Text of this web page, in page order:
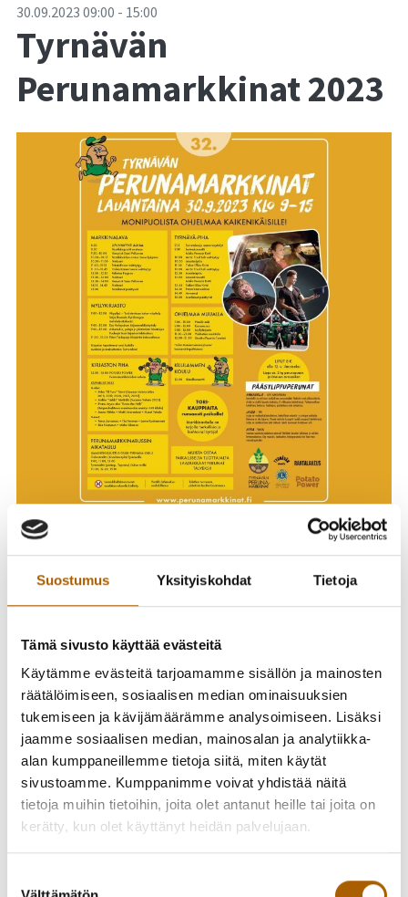
Suostumus Yksityiskohdat Tietoja
Tämä sivusto käyttää evästeitä
Käytämme evästeitä tarjoamamme sisällön ja mainosten
räätälöimiseen, sosiaalisen median ominaisuuksien
tukemiseen ja kävijämäärämme analysoimiseen. Lisäksi
jaamme sosiaalisen median, mainosalan ja analytiikka-
alan kumppaneillemme tietoja siitä, miten käytät
sivustoamme. Kumppanimme voivat yhdistää näitä
tietoja muihin tietoihin, joita olet antanut heille tai joita on
kerätty, kun olet käyttänyt heidän palvelujaan.
-30.09.2023 09:00 - 15:00
Tyrnävän
Perunamarkkinat 2023
Tervetuloa Pohjois-Pohjanmaan suurimpaan
aina syyskuun viimeisenä lauantaina. Paikalla on liki 200
torimyyjää ja yhteisöä.
Katso markkinoiden ohjelma ja seuraa tapahtuman
Facebook-sivua:https://fb.me/e/3fcvHV0AR
Tyrnävän Perunamarkkinat lauantaina 30.9. klo 9-15
tarjoavat hauskaa ja monipuolista ohjelmaa koko perheelle!
Markkinoilla täytät talvivaraston perunoilla ja muilla
kasviksilla. Mukana on myös Arctic Food Labin popup-
ravintoloita, käsitöitä, designia, lähiruokatuotteita,
hauskaa lavaohjelmaa, käsityönäytöksiä, kärryajelua ja